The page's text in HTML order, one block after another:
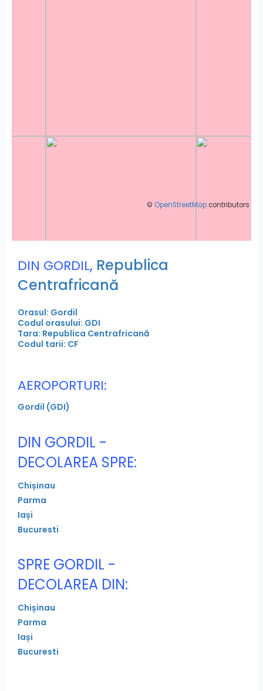
© OpenStreetMap contributors
DIN GORDIL, Republica
Centrafricană
Orasul: Gordil
Codul orasului: GDI
Tara: Republica Centrafricană
Codul tarii: CF
AEROPORTURI:
Gordil (GDI)
DIN GORDIL -
DECOLAREA SPRE:
Chișinau
Parma
Iași
Bucuresti
SPRE GORDIL -
DECOLAREA DIN:
Chișinau
Parma
Iași
Bucuresti